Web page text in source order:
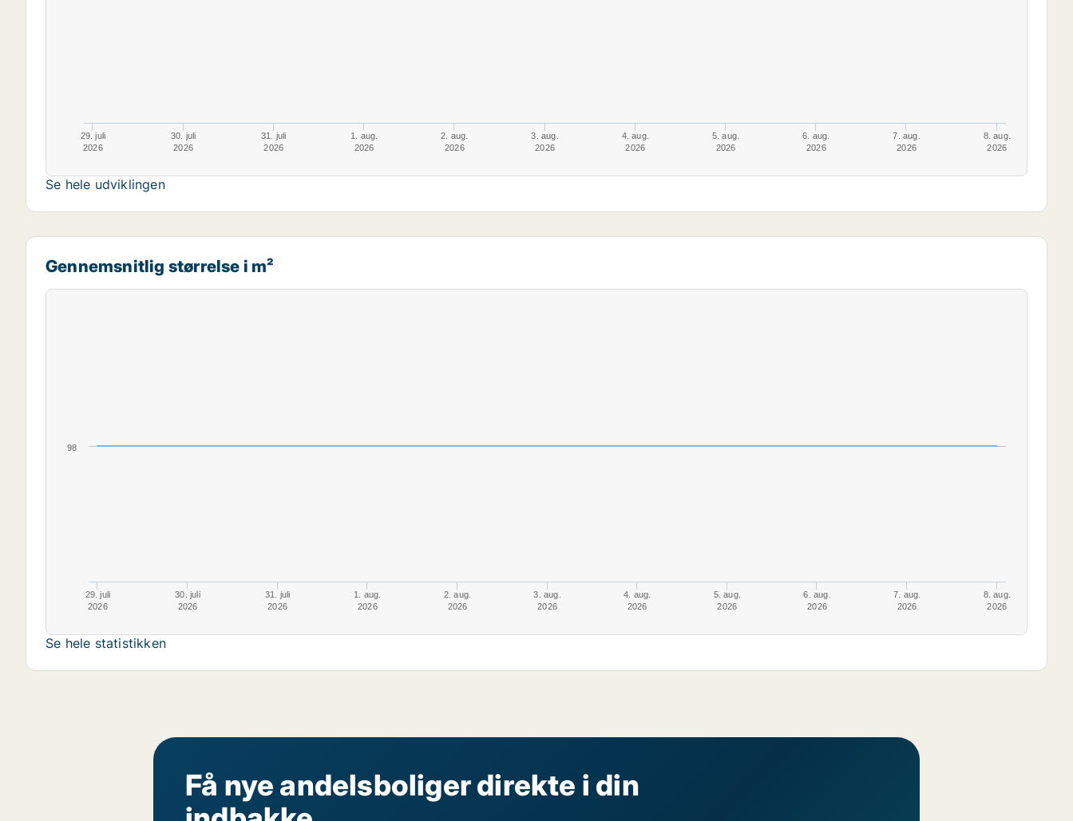
29. juli
2026
30. juli
2026
31. juli
2026
1. aug.
2026
2. aug.
2026
3. aug.
2026
4. aug.
2026
5. aug.
2026
6. aug.
2026
7. aug.
2026
8. aug.
2026
Se hele udviklingen
Gennemsnitlig størrelse i m²
29. juli
2026
30. juli
2026
31. juli
2026
1. aug.
2026
2. aug.
2026
3. aug.
2026
4. aug.
2026
5. aug.
2026
6. aug.
2026
7. aug.
2026
8. aug.
2026
98
Se hele statistikken
Få nye andelsboliger direkte i din